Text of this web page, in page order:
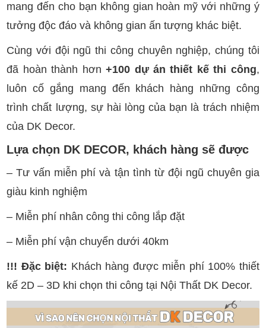
mang đến cho bạn không gian hoàn mỹ với những ý
tưởng độc đáo và không gian ấn tượng khác biệt.
Cùng với đội ngũ thi công chuyên nghiệp, chúng tôi
đã hoàn thành hơn+100 dự án thiết kế thi công,
luôn cố gắng mang đến khách hàng những công
trình chất lượng, sự hài lòng của bạn là trách nhiệm
của DK Decor.
Lựa chọn DK DECOR, khách hàng sẽ được
– Tư vấn miễn phí và tận tình từ đội ngũ chuyên gia
giàu kinh nghiệm
– Miễn phí nhân công thi công lắp đặt
– Miễn phí vận chuyển dưới 40km
!!! Đặc biệt: Khách hàng được miễn phí 100% thiết
kế 2D – 3D khi chọn thi công tại Nội Thất DK Decor.